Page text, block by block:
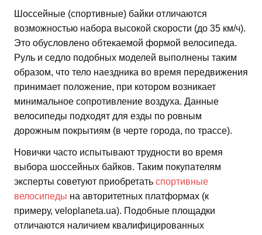
Шоссейные (спортивные) байки отличаются
возможностью набора высокой скорости (до 35 км/ч).
Это обусловлено обтекаемой формой велосипеда.
Руль и седло подобных моделей выполнены таким
образом, что тело наездника во время передвижения
принимает положение, при котором возникает
минимальное сопротивление воздуха. Данные
велосипеды подходят для езды по ровным
дорожным покрытиям (в черте города, по трассе).
Новички часто испытывают трудности во время
выбора шоссейных байков. Таким покупателям
эксперты советуют приобретать спортивные
велосипеды на авторитетных платформах (к
примеру, veloplaneta.ua). Подобные площадки
отличаются наличием квалифицированных